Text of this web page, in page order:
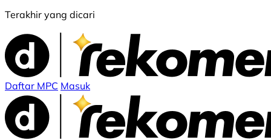
Terakhir yang dicari
Daftar MPC Masuk